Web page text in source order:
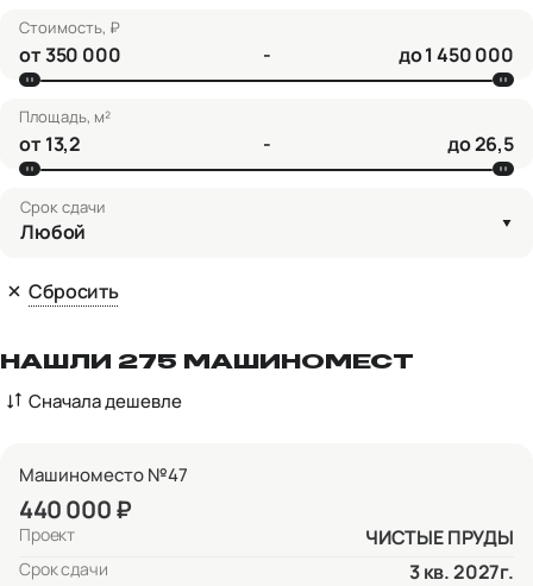
Стоимость, ₽
от - до
Площадь, м²
от - до
Срок сдачи
Любой
Сбросить
НАШЛИ 275 МАШИНОМЕСТ
Сначала дешевле
Машиноместо №47
440 000 ₽
Проект ЧИСТЫЕ ПРУДЫ
Срок сдачи 3 кв. 2027г.